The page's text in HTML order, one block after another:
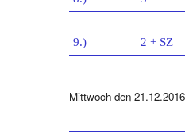
9.) 2 + SZ
Mittwoch den 21.12.2016